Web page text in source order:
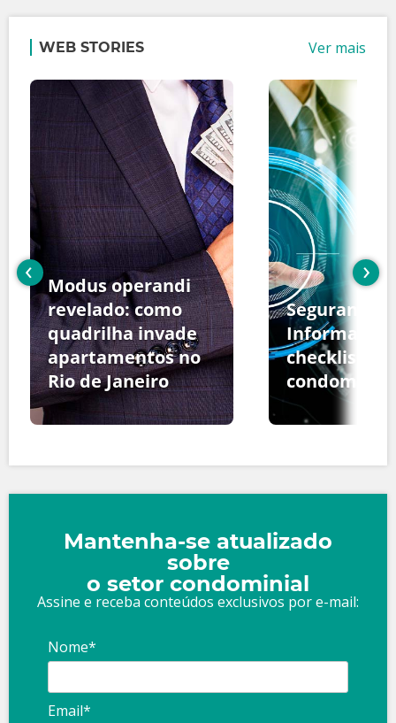
WEB STORIES Ver mais
Modus operandi
revelado: como
quadrilha invade
apartamentos no
Rio de Janeiro
Segurança
Informação:
checklist
‹ ›
Mantenha-se atualizado
sobre
o setor condominial
Assine e receba conteúdos exclusivos por e-mail:
Nome*
Email*